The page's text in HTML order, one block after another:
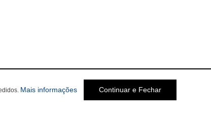
Mais informações Continuar e Fechar